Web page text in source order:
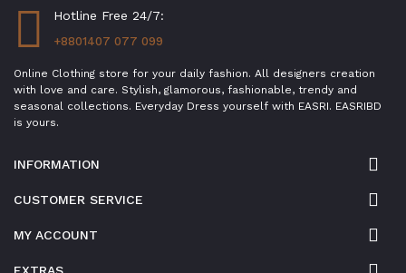
Hotline Free 24/7:
+8801407 077 099
Online Clothing store for your daily fashion. All designers creation
with love and care. Stylish, glamorous, fashionable, trendy and
seasonal collections. Everyday Dress yourself with EASRI. EASRIBD
is yours.
INFORMATION
CUSTOMER SERVICE
MY ACCOUNT